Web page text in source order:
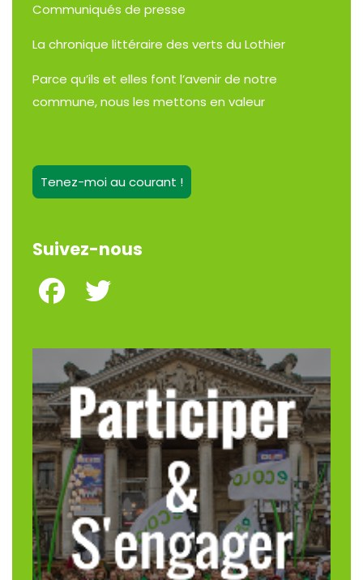
Communiqués de presse
La chronique littéraire des verts du Lothier
Parce qu’ils et elles font l’avenir de notre
commune, nous les mettons en valeur
Tenez-moi au courant !
Suivez-nous